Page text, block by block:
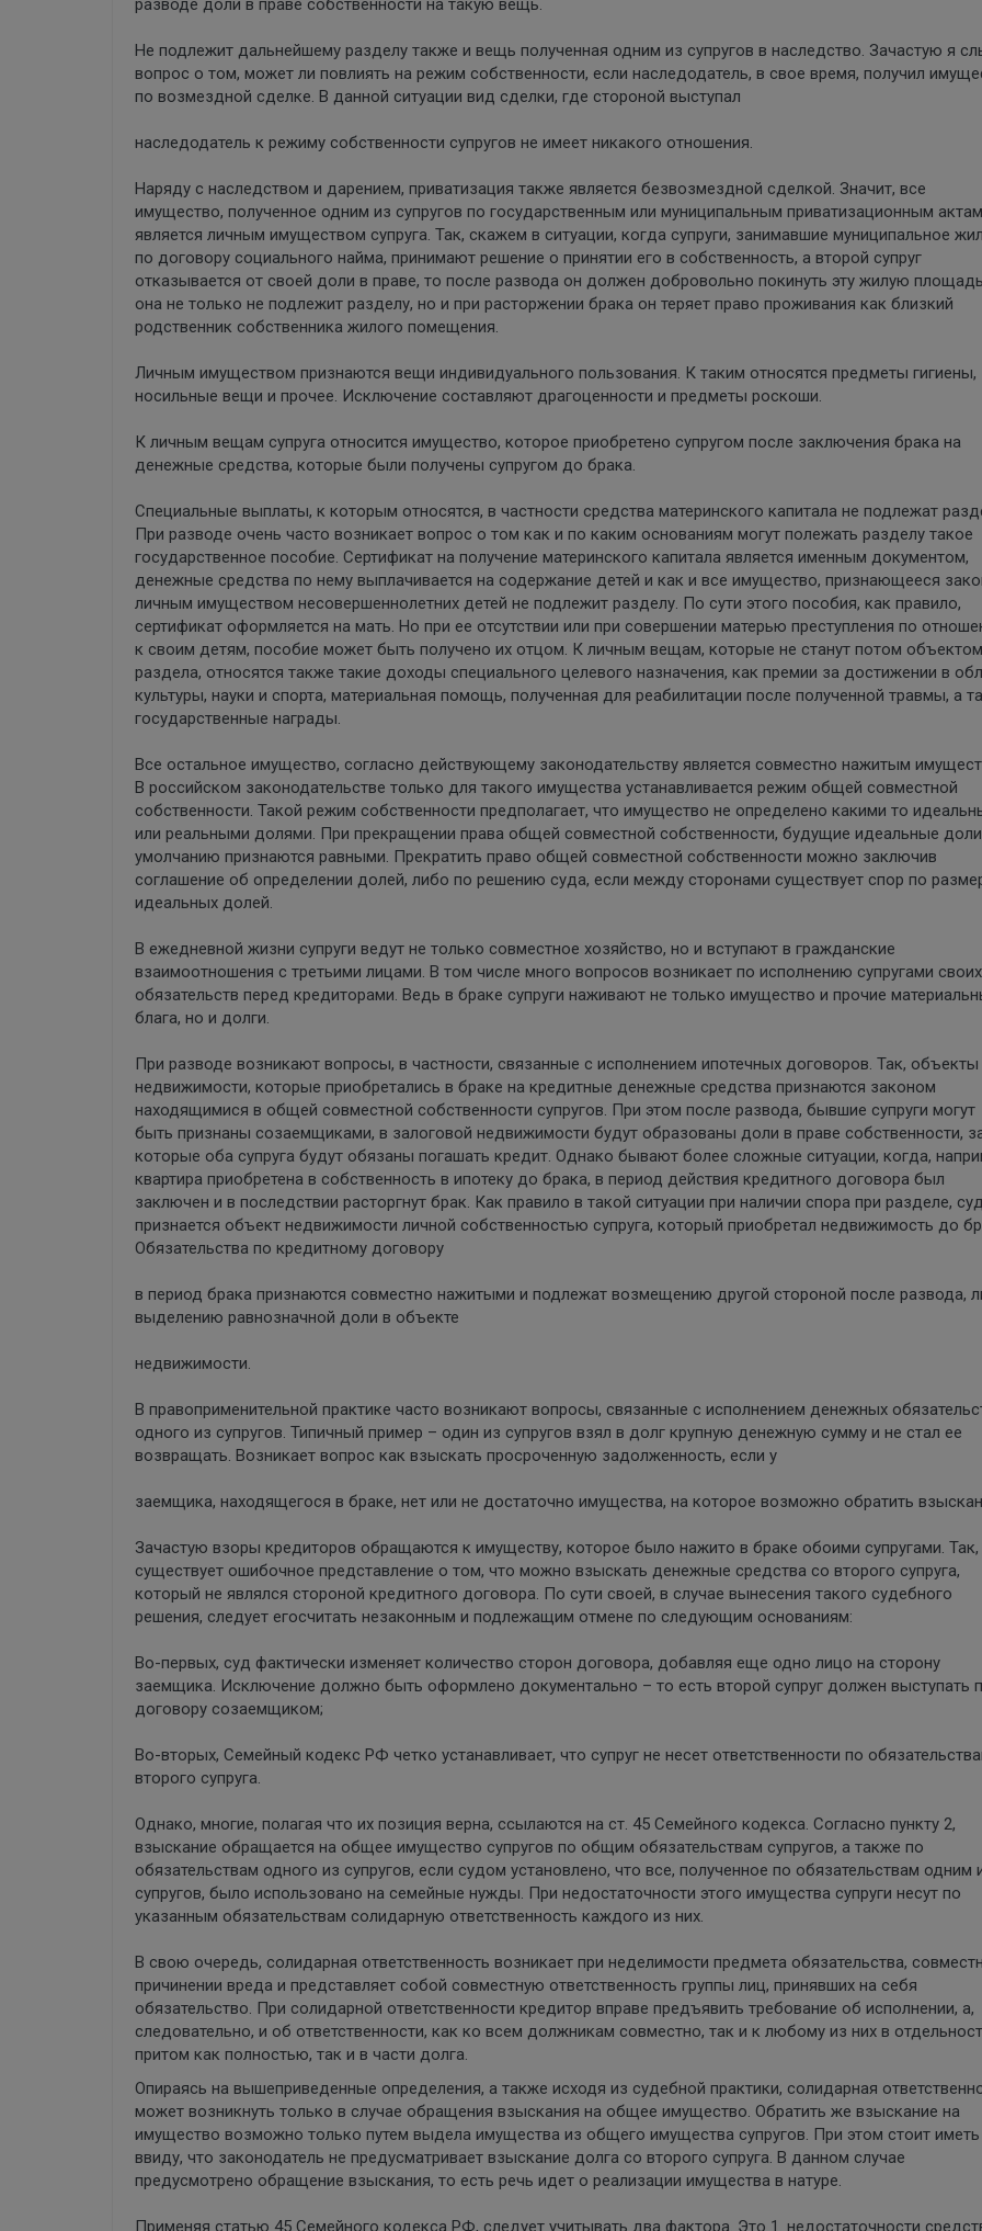
разводе доли в праве собственности на такую вещь.
Не подлежит дальнейшему разделу также и вещь полученная одним из супругов в наследство. Зачастую я
вопрос о том, может ли повлиять на режим собственности, если наследодатель, в свое время, получил
по возмездной сделке. В данной ситуации вид сделки, где стороной выступал
наследодатель к режиму собственности супругов не имеет никакого отношения.
Наряду с наследством и дарением, приватизация также является безвозмездной сделкой. Значит, все
имущество, полученное одним из супругов по государственным или муниципальным приватизационным
является личным имуществом супруга. Так, скажем в ситуации, когда супруги, занимавшие муниципальное
по договору социального найма, принимают решение о принятии его в собственность, а второй супруг
отказывается от своей доли в праве, то после развода он должен добровольно покинуть эту жилую
она не только не подлежит разделу, но и при расторжении брака он теряет право проживания как близкий
родственник собственника жилого помещения.
Личным имуществом признаются вещи индивидуального пользования. К таким относятся предметы гигиены,
носильные вещи и прочее. Исключение составляют драгоценности и предметы роскоши.
К личным вещам супруга относится имущество, которое приобретено супругом после заключения брака на
денежные средства, которые были получены супругом до брака.
Специальные выплаты, к которым относятся, в частности средства материнского капитала не подлежат
При разводе очень часто возникает вопрос о том как и по каким основаниям могут полежать разделу такое
государственное пособие. Сертификат на получение материнского капитала является именным документом,
денежные средства по нему выплачивается на содержание детей и как и все имущество, признающееся
личным имуществом несовершеннолетних детей не подлежит разделу. По сути этого пособия, как правило,
сертификат оформляется на мать. Но при ее отсутствии или при совершении матерью преступления по
к своим детям, пособие может быть получено их отцом. К личным вещам, которые не станут потом объектом
раздела, относятся также такие доходы специального целевого назначения, как премии за достижении в
культуры, науки и спорта, материальная помощь, полученная для реабилитации после полученной травмы, а
государственные награды.
Все остальное имущество, согласно действующему законодательству является совместно нажитым
В российском законодательстве только для такого имущества устанавливается режим общей совместной
собственности. Такой режим собственности предполагает, что имущество не определено какими то
или реальными долями. При прекращении права общей совместной собственности, будущие идеальные
умолчанию признаются равными. Прекратить право общей совместной собственности можно заключив
соглашение об определении долей, либо по решению суда, если между сторонами существует спор по
идеальных долей.
В ежедневной жизни супруги ведут не только совместное хозяйство, но и вступают в гражданские
взаимоотношения с третьими лицами. В том числе много вопросов возникает по исполнению супругами своих
обязательств перед кредиторами. Ведь в браке супруги наживают не только имущество и прочие
блага, но и долги.
При разводе возникают вопросы, в частности, связанные с исполнением ипотечных договоров. Так, объекты
недвижимости, которые приобретались в браке на кредитные денежные средства признаются законом
находящимися в общей совместной собственности супругов. При этом после развода, бывшие супруги могут
быть признаны созаемщиками, в залоговой недвижимости будут образованы доли в праве собственности,
которые оба супруга будут обязаны погашать кредит. Однако бывают более сложные ситуации, когда,
квартира приобретена в собственность в ипотеку до брака, в период действия кредитного договора был
заключен и в последствии расторгнут брак. Как правило в такой ситуации при наличии спора при разделе,
признается объект недвижимости личной собственностью супруга, который приобретал недвижимость до
Обязательства по кредитному договору
в период брака признаются совместно нажитыми и подлежат возмещению другой стороной после развода,
выделению равнозначной доли в объекте
недвижимости.
В правоприменительной практике часто возникают вопросы, связанные с исполнением денежных
одного из супругов. Типичный пример – один из супругов взял в долг крупную денежную сумму и не стал ее
возвращать. Возникает вопрос как взыскать просроченную задолженность, если у
заемщика, находящегося в браке, нет или не достаточно имущества, на которое возможно обратить
Зачастую взоры кредиторов обращаются к имуществу, которое было нажито в браке обоими супругами. Так,
существует ошибочное представление о том, что можно взыскать денежные средства со второго супруга,
который не являлся стороной кредитного договора. По сути своей, в случае вынесения такого судебного
решения, следует егосчитать незаконным и подлежащим отмене по следующим основаниям:
Во-первых, суд фактически изменяет количество сторон договора, добавляя еще одно лицо на сторону
заемщика. Исключение должно быть оформлено документально – то есть второй супруг должен выступать
договору созаемщиком;
Во-вторых, Семейный кодекс РФ четко устанавливает, что супруг не несет ответственности по
второго супруга.
Однако, многие, полагая что их позиция верна, ссылаются на ст. 45 Семейного кодекса. Согласно пункту 2,
взыскание обращается на общее имущество супругов по общим обязательствам супругов, а также по
обязательствам одного из супругов, если судом установлено, что все, полученное по обязательствам одним
супругов, было использовано на семейные нужды. При недостаточности этого имущества супруги несут по
указанным обязательствам солидарную ответственность каждого из них.
В свою очередь, солидарная ответственность возникает при неделимости предмета обязательства,
причинении вреда и представляет собой совместную ответственность группы лиц, принявших на себя
обязательство. При солидарной ответственности кредитор вправе предъявить требование об исполнении, а,
следовательно, и об ответственности, как ко всем должникам совместно, так и к любому из них в
притом как полностью, так и в части долга.
Опираясь на вышеприведенные определения, а также исходя из судебной практики, солидарная
может возникнуть только в случае обращения взыскания на общее имущество. Обратить же взыскание на
имущество возможно только путем выдела имущества из общего имущества супругов. При этом стоит иметь
ввиду, что законодатель не предусматривает взыскание долга со второго супруга. В данном случае
предусмотрено обращение взыскания, то есть речь идет о реализации имущества в натуре.
Применяя статью 45 Семейного кодекса РФ, следует учитывать два фактора. Это 1. недостаточности